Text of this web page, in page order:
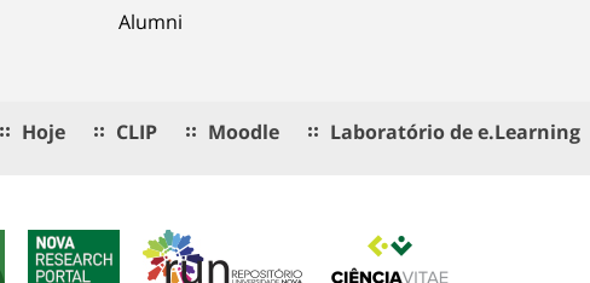
Alumni
Hoje CLIP Moodle Laboratório de e.Learning